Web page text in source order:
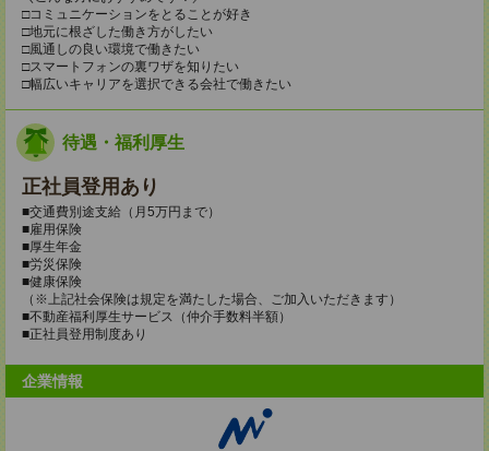
□コミュニケーションをとることが好き
□地元に根ざした働き方がしたい
□風通しの良い環境で働きたい
□スマートフォンの裏ワザを知りたい
□幅広いキャリアを選択できる会社で働きたい
待遇・福利厚生
正社員登用あり
■交通費別途支給（月5万円まで）
■雇用保険
■厚生年金
■労災保険
■健康保険
（※上記社会保険は規定を満たした場合、ご加入いただきます）
■不動産福利厚生サービス（仲介手数料半額）
■正社員登用制度あり
企業情報